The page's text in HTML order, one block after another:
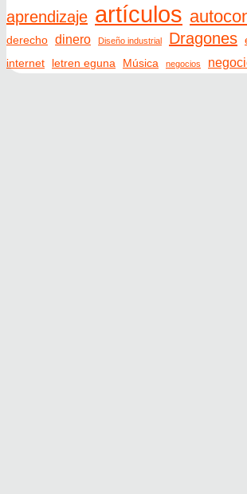
aprendizaje artículos
derecho dinero Diseño industrial Dragones
internet
letren eguna Música negocios